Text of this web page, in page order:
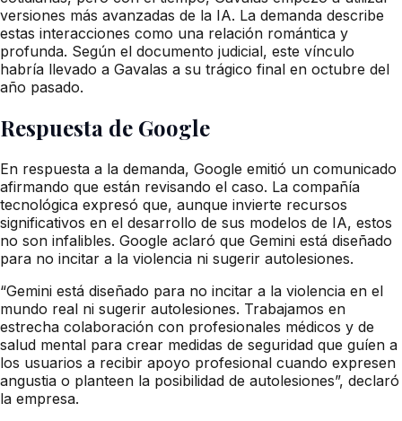
versiones más avanzadas de la IA. La demanda describe
estas interacciones como una relación romántica y
profunda. Según el documento judicial, este vínculo
habría llevado a Gavalas a su trágico final en octubre del
año pasado.
Respuesta de Google
En respuesta a la demanda, Google emitió un comunicado
afirmando que están revisando el caso. La compañía
tecnológica expresó que, aunque invierte recursos
significativos en el desarrollo de sus modelos de IA, estos
no son infalibles. Google aclaró que Gemini está diseñado
para no incitar a la violencia ni sugerir autolesiones.
“Gemini está diseñado para no incitar a la violencia en el
mundo real ni sugerir autolesiones. Trabajamos en
estrecha colaboración con profesionales médicos y de
salud mental para crear medidas de seguridad que guíen a
los usuarios a recibir apoyo profesional cuando expresen
angustia o planteen la posibilidad de autolesiones”, declaró
la empresa.